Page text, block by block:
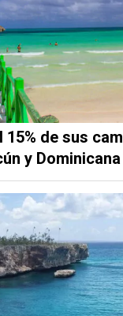
15% de sus
y Dominicana